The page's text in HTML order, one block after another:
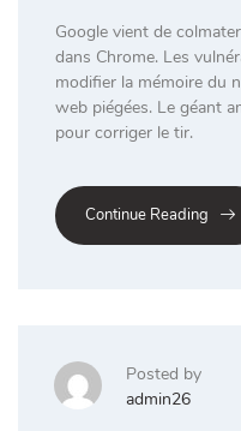
Google vient de
dans Chrome. Les
modifier la mémoire du
web piégées. Le géant
pour corriger le tir.
Continue Reading
Posted by
admin26